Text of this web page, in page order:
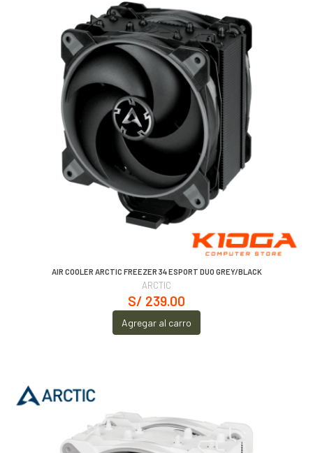
AIR COOLER ARCTIC FREEZER 34 ESPORT DUO GREY/BLACK
ARCTIC
S/ 239.00
Agregar al carro